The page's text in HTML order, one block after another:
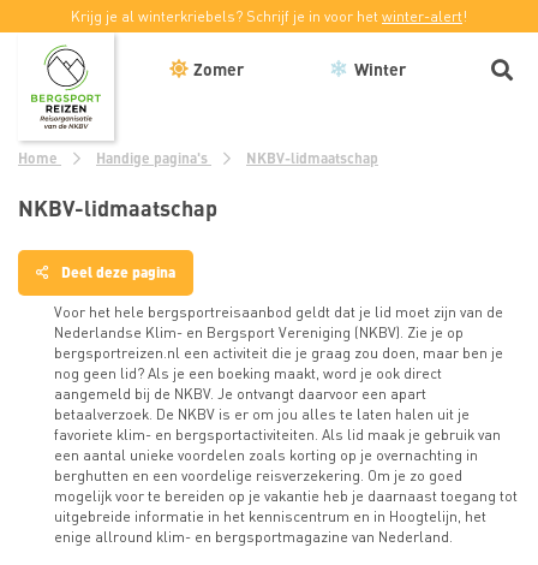
Krijg je al winterkriebels? Schrijf je in voor het winter-alert!
Zomer Winter
Home Handige pagina's NKBV-lidmaatschap
NKBV-lidmaatschap
Deel deze pagina
Sluiten
Delen
Facebook
Delen
Twitter
Voor het hele bergsportreisaanbod geldt dat je lid moet zijn van de
Nederlandse Klim- en Bergsport Vereniging (NKBV). Zie je op
bergsportreizen.nl een activiteit die je graag zou doen, maar ben je
nog geen lid? Als je een boeking maakt, word je ook direct
aangemeld bij de NKBV. Je ontvangt daarvoor een apart
betaalverzoek. De NKBV is er om jou alles te laten halen uit je
favoriete klim- en bergsportactiviteiten. Als lid maak je gebruik van
een aantal unieke voordelen zoals korting op je overnachting in
berghutten en een voordelige reisverzekering. Om je zo goed
mogelijk voor te bereiden op je vakantie heb je daarnaast toegang tot
uitgebreide informatie in het kenniscentrum en in Hoogtelijn, het
enige allround klim- en bergsportmagazine van Nederland.